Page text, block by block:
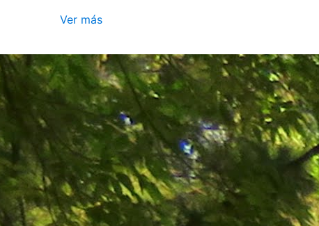
Ver más